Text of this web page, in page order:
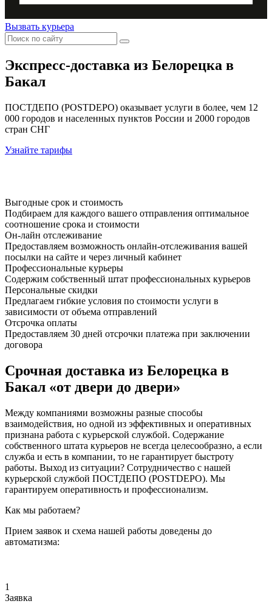
Вызвать курьера
Экспресс-доставка из Белорецка в
Бакал
ПОСТДЕПО (POSTDEPO) оказывает услуги в более, чем 12
000 городов и населенных пунктов России и 2000 городов
стран СНГ
Узнайте тарифы
Выгодные срок и стоимость
Подбираем для каждого вашего отправления оптимальное
соотношение срока и стоимости
Он-лайн отслеживание
Предоставляем возможность онлайн-отслеживания вашей
посылки на сайте и через личный кабинет
Профессиональные курьеры
Содержим собственный штат профессиональных курьеров
Персональные скидки
Предлагаем гибкие условия по стоимости услуги в
зависимости от объема отправлений
Отсрочка оплаты
Предоставляем 30 дней отсрочки платежа при заключении
договора
Срочная доставка из Белорецка в
Бакал «от двери до двери»
Между компаниями возможны разные способы
взаимодействия, но одной из эффективных и оперативных
признана работа с курьерской службой. Содержание
собственного штата курьеров не всегда целесообразно, а если
служба и есть в компании, то не гарантирует быстроту
работы. Выход из ситуации? Сотрудничество с нашей
курьерской службой ПОСТДЕПО (POSTDEPO). Мы
гарантируем оперативность и профессионализм.
Как мы работаем?
Прием заявок и схема нашей работы доведены до
автоматизма:
1
Заявка